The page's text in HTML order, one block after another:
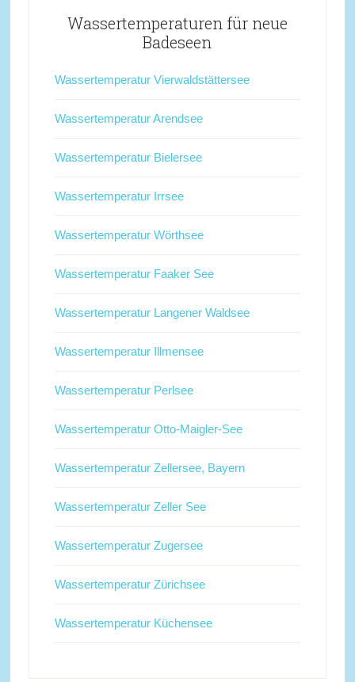
Wassertemperaturen für neue
Badeseen
Wassertemperatur Vierwaldstättersee
Wassertemperatur Arendsee
Wassertemperatur Bielersee
Wassertemperatur Irrsee
Wassertemperatur Wörthsee
Wassertemperatur Faaker See
Wassertemperatur Langener Waldsee
Wassertemperatur Illmensee
Wassertemperatur Perlsee
Wassertemperatur Otto-Maigler-See
Wassertemperatur Zellersee, Bayern
Wassertemperatur Zeller See
Wassertemperatur Zugersee
Wassertemperatur Zürichsee
Wassertemperatur Küchensee